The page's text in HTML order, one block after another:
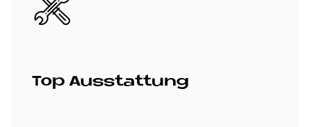
Top Aus­stat­tung